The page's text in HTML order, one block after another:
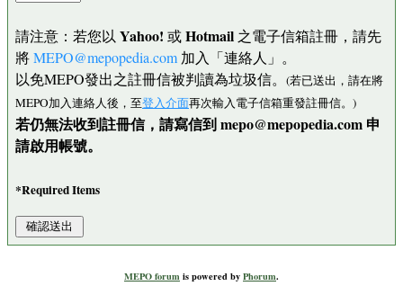
請注意：若您以 Yahoo! 或Hotmail 之電子信箱註冊，請先
將MEPO@mepopedia.com 加入「連絡人」。
以免MEPO發出之註冊信被判讀為垃圾信。 (若已送出，請在將
MEPO加入連絡人後，至登入介面再次輸入電子信箱重發註冊信。)
若仍無法收到註冊信，請寫信到 mepo@mepopedia.com 申
請啟用帳號。
*Required Items
MEPO forumis powered byPhorum.